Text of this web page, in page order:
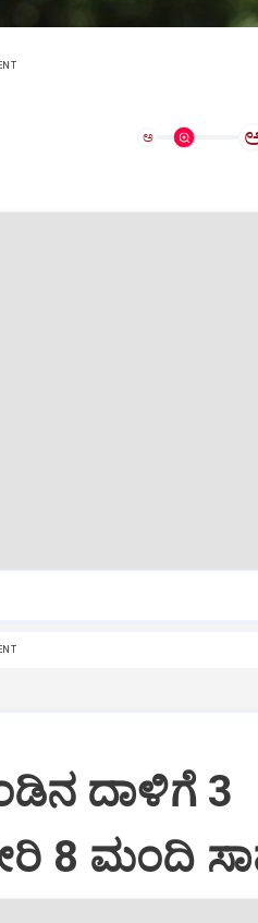
ಅ
ದಾಳಿಗೆ 3
8 ಮಂದಿ